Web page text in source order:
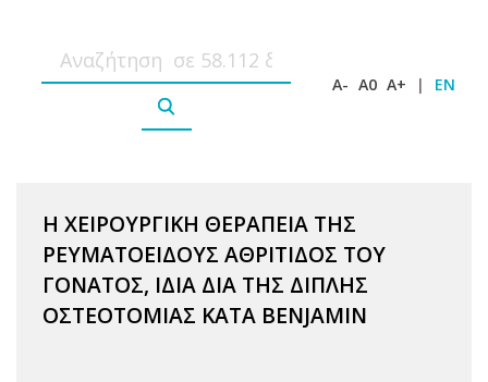
A- A0 A+ | EN
Η ΧΕΙΡΟΥΡΓΙΚΗ ΘΕΡΑΠΕΙΑ ΤΗΣ
ΡΕΥΜΑΤΟΕΙΔΟΥΣ ΑΘΡΙΤΙΔΟΣ ΤΟΥ
ΓΟΝΑΤΟΣ, ΙΔΙΑ ΔΙΑ ΤΗΣ ΔΙΠΛΗΣ
ΟΣΤΕΟΤΟΜΙΑΣ ΚΑΤΑ BENJAMIN